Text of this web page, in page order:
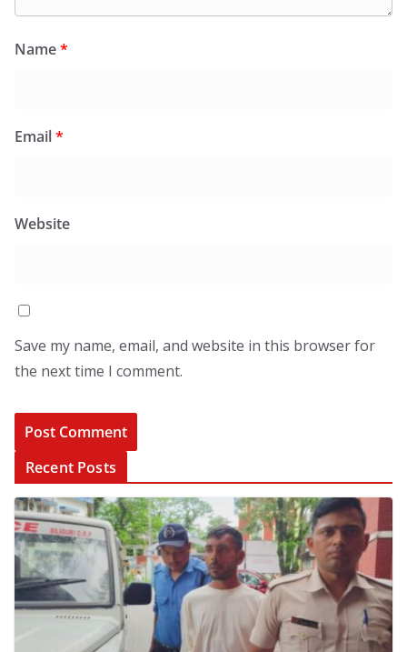
Name*
Email*
Website
Save my name, email, and website in this browser for
the next time I comment.
Recent Posts